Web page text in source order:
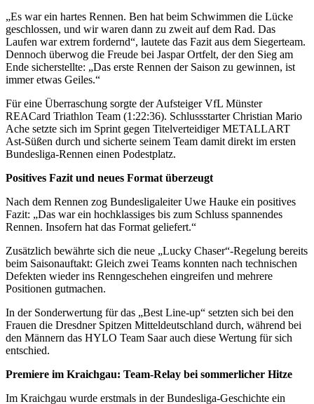
„Es war ein hartes Rennen. Ben hat beim Schwimmen die Lücke
geschlossen, und wir waren dann zu zweit auf dem Rad. Das
Laufen war extrem fordernd“, lautete das Fazit aus dem Siegerteam.
Dennoch überwog die Freude bei Jaspar Ortfelt, der den Sieg am
Ende sicherstellte: „Das erste Rennen der Saison zu gewinnen, ist
immer etwas Geiles.“
Für eine Überraschung sorgte der Aufsteiger VfL Münster
REACard Triathlon Team (1:22:36). Schlussstarter Christian Mario
Ache setzte sich im Sprint gegen Titelverteidiger METALLART
Ast-Süßen durch und sicherte seinem Team damit direkt im ersten
Bundesliga-Rennen einen Podestplatz.
Positives Fazit und neues Format überzeugt
Nach dem Rennen zog Bundesligaleiter Uwe Hauke ein positives
Fazit: „Das war ein hochklassiges bis zum Schluss spannendes
Rennen. Insofern hat das Format geliefert.“
Zusätzlich bewährte sich die neue „Lucky Chaser“-Regelung bereits
beim Saisonauftakt: Gleich zwei Teams konnten nach technischen
Defekten wieder ins Renngeschehen eingreifen und mehrere
Positionen gutmachen.
In der Sonderwertung für das „Best Line-up“ setzten sich bei den
Frauen die Dresdner Spitzen Mitteldeutschland durch, während bei
den Männern das HYLO Team Saar auch diese Wertung für sich
entschied.
Premiere im Kraichgau: Team-Relay bei sommerlicher Hitze
Im Kraichgau wurde erstmals in der Bundesliga-Geschichte ein